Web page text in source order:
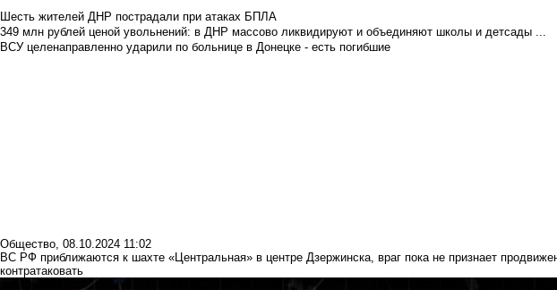
Шесть жителей ДНР пострадали при атаках БПЛА
349 млн рублей ценой увольнений: в ДНР массово ликвидируют и объединяют школы и детсады ...
ВСУ целенаправленно ударили по больнице в Донецке - есть погибшие
Общество 08.10.2024 11:02
ВС РФ приближаются к шахте «Центральная» в центре Дзержинска, враг пока не признает
контратаковать